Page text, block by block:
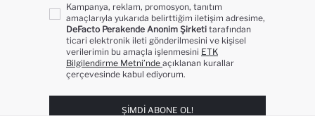
Kampanya, reklam, promosyon, tanıtım
amaçlarıyla yukarıda belirttiğim iletişim adresime,
DeFacto Perakende Anonim Şirketi tarafından
ticari elektronik ileti gönderilmesini ve kişisel
verilerimin bu amaçla işlenmesini ETK
Bilgilendirme Metni’nde açıklanan kurallar
çerçevesinde kabul ediyorum.
ŞIMDI ABONE OL!